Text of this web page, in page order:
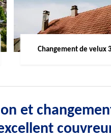
Changement de velux
et